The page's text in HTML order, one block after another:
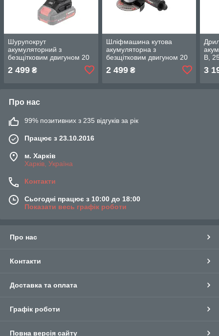
Шурупокрут
акумуляторний з
безщітковим двигуном 20
В, 60 Nm, , без ЗП та АКБ
INTERTOOL WT-9360
2 499 ₴
Шліфмашина кутова
акумуляторна з
безщітковим двигуном 20
без ЗП та АКБ INTERTOOL
2 499₴
В,
3
Про нас
99% позитивних з 235 відгуків за рік
Працює з 23.10.2016
м. Харків
Харків, Україна
Контакти
Сьогодні працює з 10:00 до 18:00
Показати весь графік роботи
Про нас
Контакти
Доставка та оплата
Графік роботи
Повна версія сайту